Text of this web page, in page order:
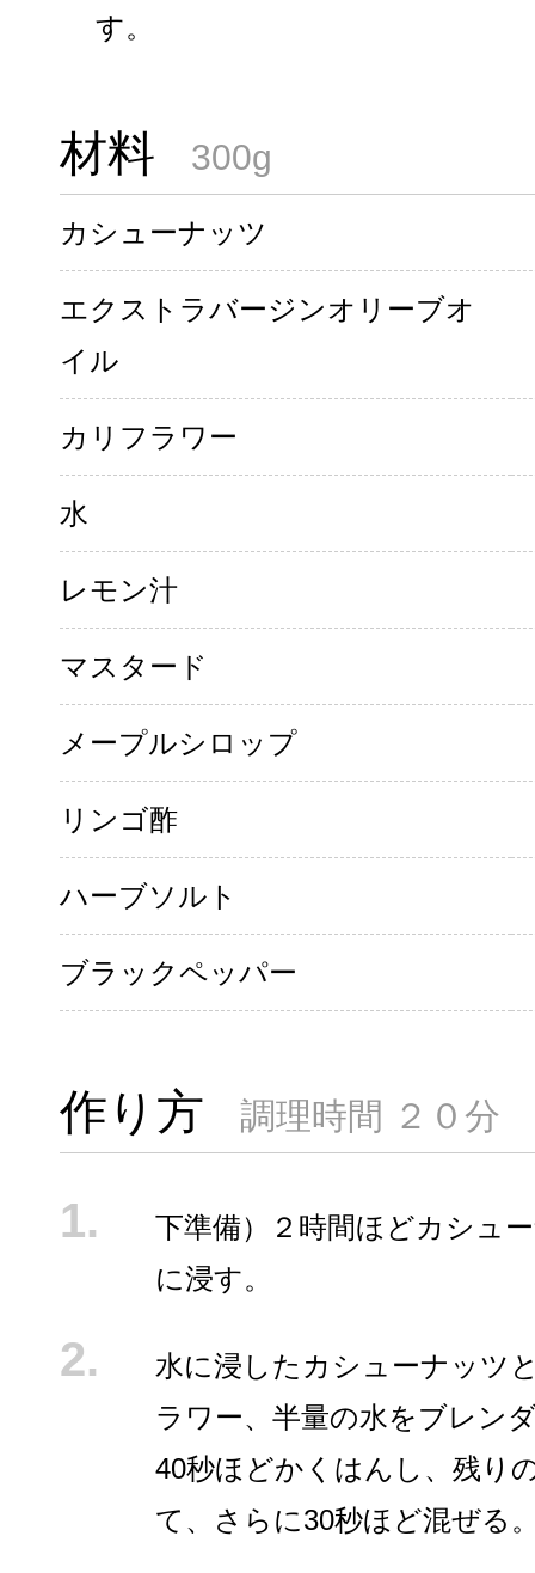
す。
材料 300g
カシューナッツ
エクストラバージンオリーブオ
イル
カリフラワー
水
レモン汁
マスタード
メープルシロップ
リンゴ酢
ハーブソルト
ブラックペッパー
作り方 調理時間 ２０分
下準備）２時間ほどカシュ
に浸す。
水に浸したカシューナッツ
ラワー、半量の水をブレン
40秒ほどかくはんし、残り
て、さらに30秒ほど混ぜる